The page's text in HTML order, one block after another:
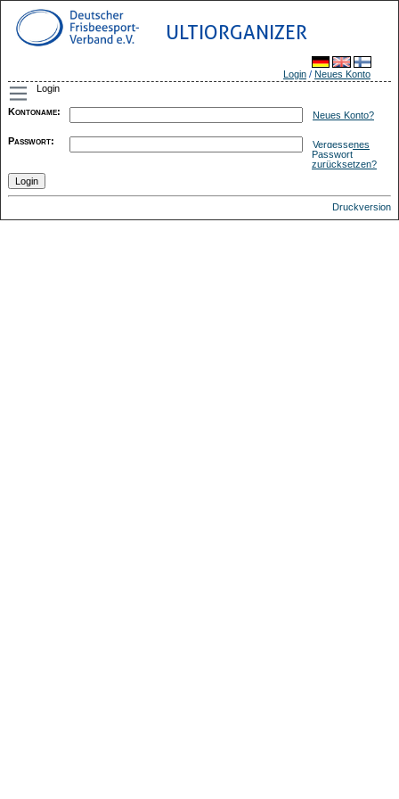
ULTIORGANIZER
Login / Neues Konto
Login
Kontoname: Neues Konto?
Passwort:
Vergessenes
Passwort
zurücksetzen?
Druckversion